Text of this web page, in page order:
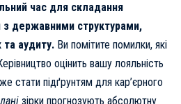
час для складання
з державними структурами,
аудиту. Ви помітите помилки, які
оцінить вашу лояльність
стати підґрунтям для кар’єрного
зірки прогнозують абсолютну